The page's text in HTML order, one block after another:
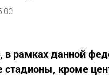
в рамках данной
стадионы, кроме